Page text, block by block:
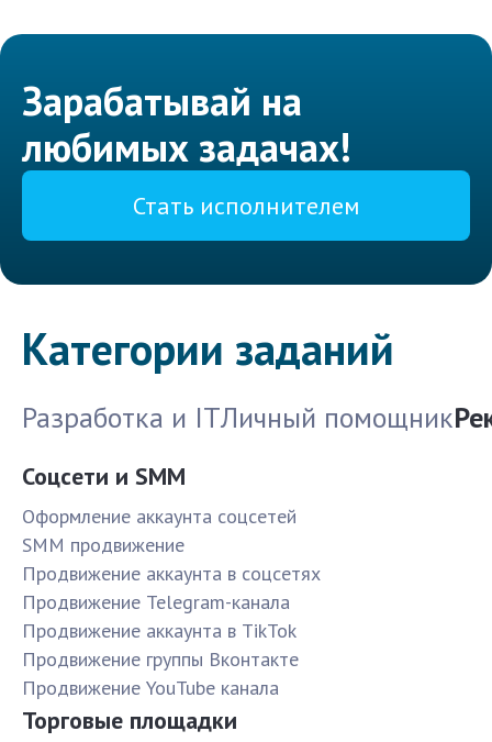
Зарабатывай на
любимых задачах!
Стать исполнителем
Категории заданий
Разработка и ITЛичный помощник
Соцсети и SMM
Оформление аккаунта соцсетей
SMM продвижение
Продвижение аккаунта в соцсетях
Продвижение Telegram-канала
Продвижение аккаунта в TikTok
Продвижение группы Вконтакте
Продвижение YouTube канала
Торговые площадки